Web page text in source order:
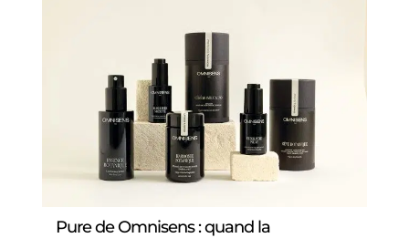
Pure de Omnisens : quand la